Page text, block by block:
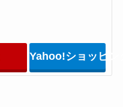
Yahoo!ショッピン